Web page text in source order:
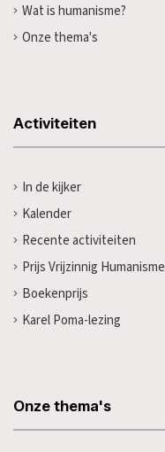
Wat is humanisme?
Onze thema's
Activiteiten
In de kijker
Kalender
Recente activiteiten
Prijs Vrijzinnig Humanisme
Boekenprijs
Karel Poma-lezing
Onze thema's